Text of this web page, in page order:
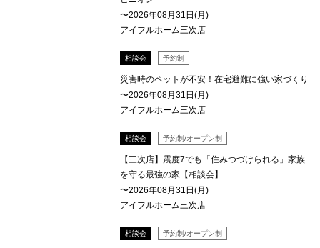
〜2026年08月31日(月)
アイフルホーム三次店
相談会 予約制
災害時のペットが不安！在宅避難に強い家づくり
〜2026年08月31日(月)
アイフルホーム三次店
相談会 予約制/オープン制
【三次店】震度7でも「住みつづけられる」家族
を守る最強の家【相談会】
〜2026年08月31日(月)
アイフルホーム三次店
相談会 予約制/オープン制